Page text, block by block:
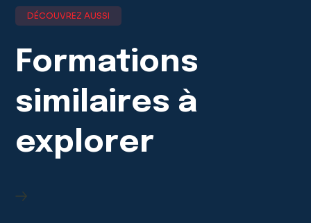
DÉCOUVREZ AUSSI
Formations
similaires à
explorer